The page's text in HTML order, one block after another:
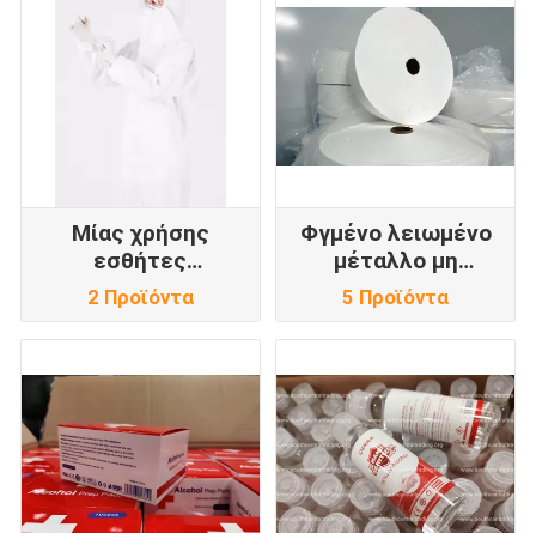
Μίας χρήσης
εσθήτες
απομόνωσης
2 Προϊόντα
Φγμένο λειωμένο
μέταλλο μη
υφανθε'ν ύφασμα
5 Προϊόντα